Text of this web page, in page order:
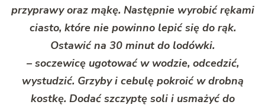
przyprawy oraz mąkę. Następnie wyrobić rękami
ciasto, które nie powinno lepić się do rąk.
Ostawić na 30 minut do lodówki.
– soczewicę ugotować w wodzie, odcedzić,
wystudzić. Grzyby i cebulę pokroić w drobną
kostkę. Dodać szczyptę soli i usmażyć do